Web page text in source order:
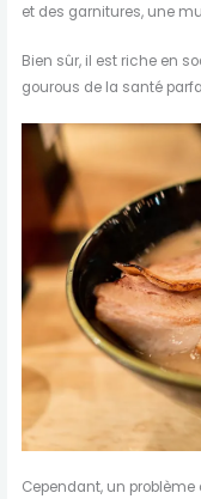
et des garnitures, une
Bien sûr, il est riche en
gourous de la santé
Cependant, un